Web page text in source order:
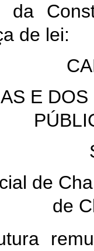
de lei:
E
de
de